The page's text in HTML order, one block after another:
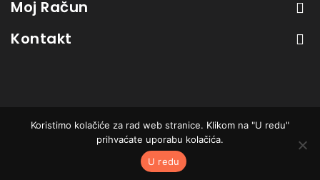
Moj Račun
Kontakt
Lista želja
B2B trgovina - sve cijene su bez PDV-a. Developed
. All Rights Reserved.
Koristimo kolačiće za rad web stranice. Klikom na "U redu"
prihvaćate uporabu kolačića.
U redu